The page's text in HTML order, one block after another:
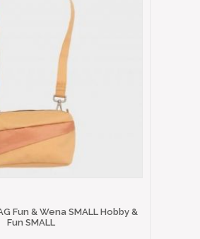
Fun & Wena SMALL Hobby &
Fun SMALL